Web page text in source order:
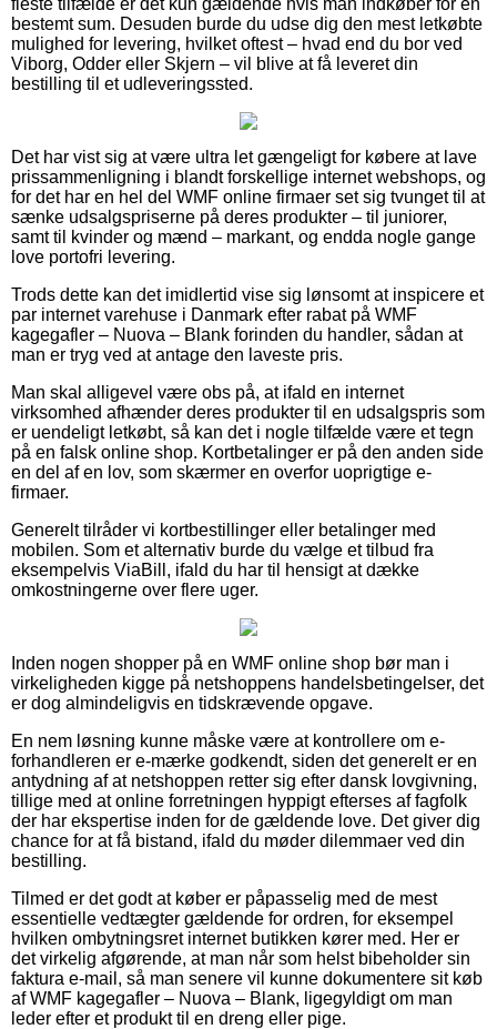
bestemt sum. Desuden burde du udse dig den mest letkøbte
mulighed for levering, hvilket oftest – hvad end du bor ved
Viborg, Odder eller Skjern – vil blive at få leveret din
bestilling til et udleveringssted.
Det har vist sig at være ultra let gængeligt for købere at lave
prissammenligning i blandt forskellige internet webshops, og
for det har en hel del WMF online firmaer set sig tvunget til at
sænke udsalgspriserne på deres produkter – til juniorer,
samt til kvinder og mænd – markant, og endda nogle gange
love portofri levering.
Trods dette kan det imidlertid vise sig lønsomt at inspicere et
par internet varehuse i Danmark efter rabat på WMF
kagegafler – Nuova – Blank forinden du handler, sådan at
man er tryg ved at antage den laveste pris.
Man skal alligevel være obs på, at ifald en internet
virksomhed afhænder deres produkter til en udsalgspris som
er uendeligt letkøbt, så kan det i nogle tilfælde være et tegn
på en falsk online shop. Kortbetalinger er på den anden side
en del af en lov, som skærmer en overfor uoprigtige e-
firmaer.
Generelt tilråder vi kortbestillinger eller betalinger med
mobilen. Som et alternativ burde du vælge et tilbud fra
eksempelvis ViaBill, ifald du har til hensigt at dække
omkostningerne over flere uger.
Inden nogen shopper på en WMF online shop bør man i
virkeligheden kigge på netshoppens handelsbetingelser, det
er dog almindeligvis en tidskrævende opgave.
En nem løsning kunne måske være at kontrollere om e-
forhandleren er e-mærke godkendt, siden det generelt er en
antydning af at netshoppen retter sig efter dansk lovgivning,
tillige med at online forretningen hyppigt efterses af fagfolk
der har ekspertise inden for de gældende love. Det giver dig
chance for at få bistand, ifald du møder dilemmaer ved din
bestilling.
Tilmed er det godt at køber er påpasselig med de mest
essentielle vedtægter gældende for ordren, for eksempel
hvilken ombytningsret internet butikken kører med. Her er
det virkelig afgørende, at man når som helst bibeholder sin
faktura e-mail, så man senere vil kunne dokumentere sit køb
af WMF kagegafler – Nuova – Blank, ligegyldigt om man
leder efter et produkt til en dreng eller pige.